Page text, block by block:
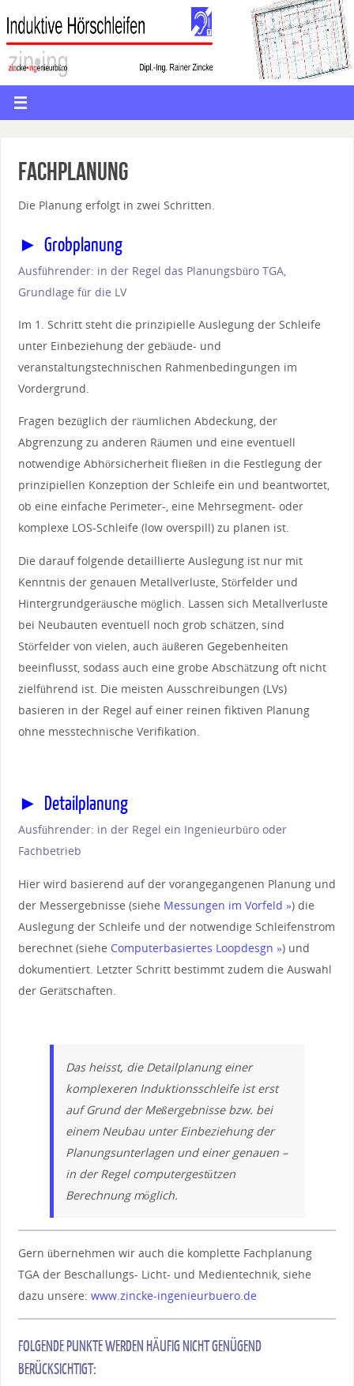
Fachplanung
Die Planung erfolgt in zwei Schritten.
► Grobplanung
Ausführender: in der Regel das Planungsbüro TGA,
Grundlage für die LV
Im 1. Schritt steht die prinzipielle Auslegung der Schleife
unter Einbeziehung der gebäude- und
veranstaltungstechnischen Rahmenbedingungen im
Vordergrund.
Fragen bezüglich der räumlichen Abdeckung, der
Abgrenzung zu anderen Räumen und eine eventuell
notwendige Abhörsicherheit fließen in die Festlegung der
prinzipiellen Konzeption der Schleife ein und beantwortet,
ob eine einfache Perimeter-, eine Mehrsegment- oder
komplexe LOS-Schleife (low overspill) zu planen ist.
Die darauf folgende detaillierte Auslegung ist nur mit
Kenntnis der genauen Metallverluste, Störfelder und
Hintergrundgeräusche möglich. Lassen sich Metallverluste
bei Neubauten eventuell noch grob schätzen, sind
Störfelder von vielen, auch äußeren Gegebenheiten
beeinflusst, sodass auch eine grobe Abschätzung oft nicht
zielführend ist. Die meisten Ausschreibungen (LVs)
basieren in der Regel auf einer reinen fiktiven Planung
ohne messtechnische Verifikation.
► Detailplanung
Ausführender: in der Regel ein Ingenieurbüro oder
Fachbetrieb
Hier wird basierend auf der vorangegangenen Planung und
der Messergebnisse (siehe Messungen im Vorfeld ») die
Auslegung der Schleife und der notwendige Schleifenstrom
berechnet (siehe Computerbasiertes Loopdesgn ») und
dokumentiert. Letzter Schritt bestimmt zudem die Auswahl
der Gerätschaften.
Das heisst, die Detailplanung einer
komplexeren Induktionsschleife ist erst
auf Grund der Meßergebnisse bzw. bei
einem Neubau unter Einbeziehung der
Planungsunterlagen und einer genauen –
in der Regel computergestützen
Berechnung möglich.
Gern übernehmen wir auch die komplette Fachplanung
TGA der Beschallungs- Licht- und Medientechnik, siehe
dazu unsere: www.zincke-ingenieurbuero.de
FOLGENDE PUNKTE WERDEN HÄUFIG NICHT GENÜGEND
BERÜCKSICHTIGT: